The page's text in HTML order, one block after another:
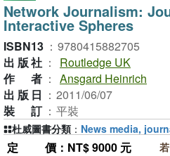
Network Journalism:
Interactive Spheres
ISBN13 ： 9780415882705
出版社 ：
Routledge UK
作者 ： Ansgard Heinrich
出版日 ： 2011/06/07
裝訂 ： 平裝
定價 ：NT$ 9000 元
杜威圖書分類 ： News media,